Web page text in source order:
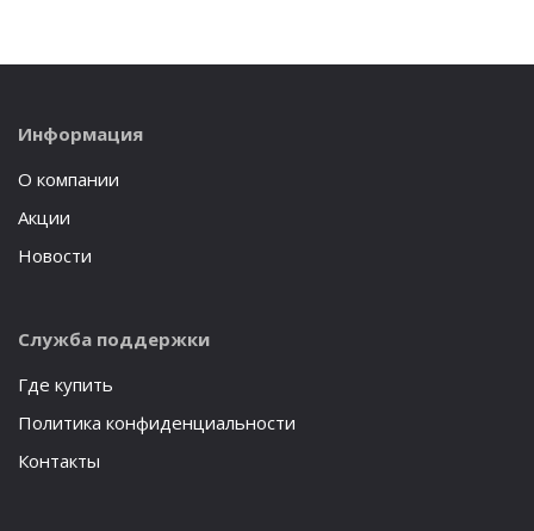
Информация
О компании
Акции
Новости
Служба поддержки
Где купить
Политика конфиденциальности
Контакты